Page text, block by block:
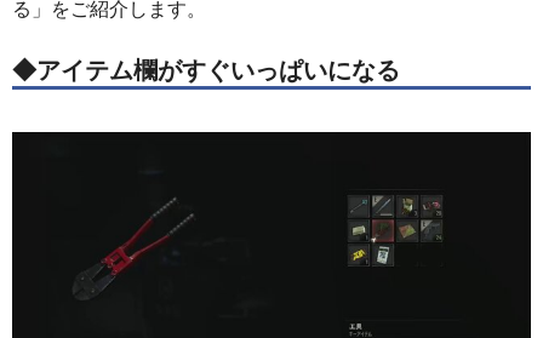
る」をご紹介します。
◆アイテム欄がすぐいっぱいになる